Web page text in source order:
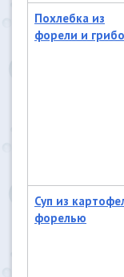
Похлебка из
форели и
Суп из
форелью